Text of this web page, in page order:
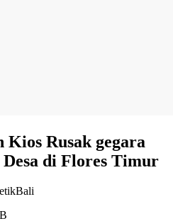
Kios Rusak gegara
di Flores Timur